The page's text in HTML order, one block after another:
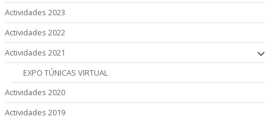
Actividades 2023
Actividades 2022
Actividades 2021
EXPO TÚNICAS VIRTUAL
Actividades 2020
Actividades 2019